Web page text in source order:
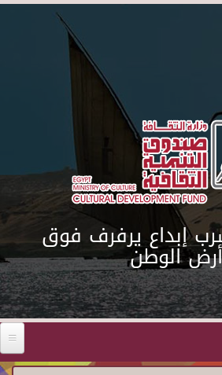
Skip to main content
إبداع يرفرف فوق
أرض الوطن